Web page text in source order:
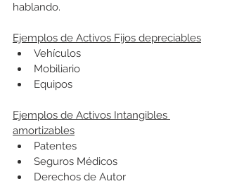
hablando.
Ejemplos de Activos Fijos depreciables
Vehículos
Mobiliario
Equipos
Ejemplos de Activos Intangibles
amortizables
Patentes
Seguros Médicos
Derechos de Autor